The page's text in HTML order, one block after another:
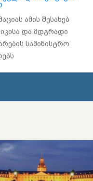
ამის შესახებ
და მდგრადი
სამინისტრო